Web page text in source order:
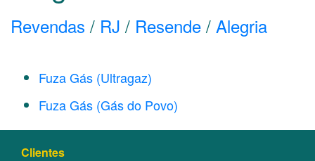
Revendas / RJ / Resende / Alegria
Fuza Gás (Ultragaz)
Fuza Gás (Gás do Povo)
Clientes